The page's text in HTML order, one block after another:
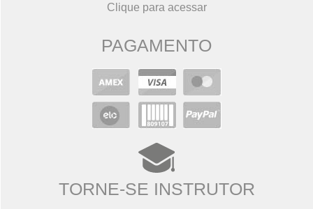
Clique para acessar
PAGAMENTO
TORNE-SE INSTRUTOR